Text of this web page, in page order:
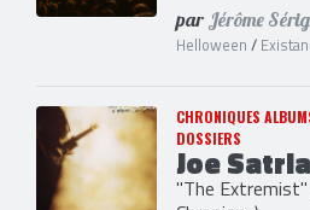
par Jérôme
Helloween /
CHRONIQUES
DOSSIERS
Joe
"The